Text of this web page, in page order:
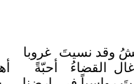
وقد نسيتَ غروبا
القضاءُ
أحبّةً